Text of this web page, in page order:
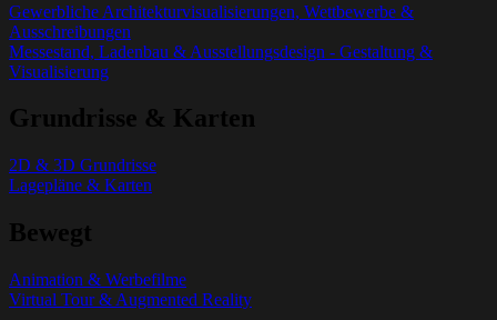
Gewerbliche Architekturvisualisierungen, Wettbewerbe &
Ausschreibungen
Messestand, Ladenbau & Ausstellungsdesign - Gestaltung &
Visualisierung
Grundrisse & Karten
2D & 3D Grundrisse
Lagepläne & Karten
Bewegt
Animation & Werbefilme
Virtual Tour & Augmented Reality